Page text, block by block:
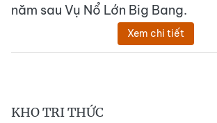
năm sau Vụ Nổ Lớn Big Bang.
Xem chi tiết
KHO TRI THỨC